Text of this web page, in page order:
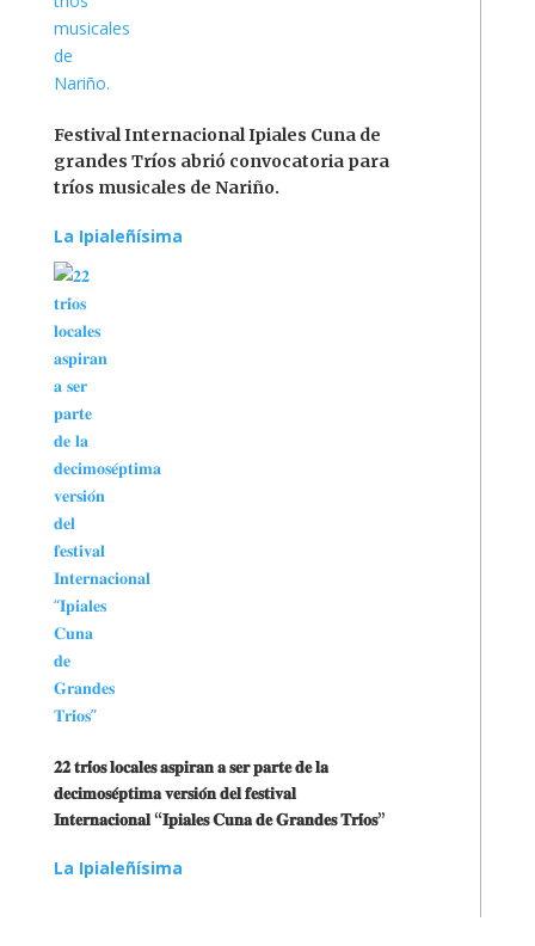
Festival Internacional Ipiales Cuna de
grandes Tríos abrió convocatoria para
tríos musicales de Nariño.
La Ipialeñísima
𝟐𝟐 𝐭𝐫𝐢́𝐨𝐬 𝐥𝐨𝐜𝐚𝐥𝐞𝐬 𝐚𝐬𝐩𝐢𝐫𝐚𝐧 𝐚 𝐬𝐞𝐫 𝐩𝐚𝐫𝐭𝐞 𝐝𝐞 𝐥𝐚
𝐝𝐞𝐜𝐢𝐦𝐨𝐬𝐞́𝐩𝐭𝐢𝐦𝐚 𝐯𝐞𝐫𝐬𝐢𝐨́𝐧 𝐝𝐞𝐥 𝐟𝐞𝐬𝐭𝐢𝐯𝐚𝐥
𝐈𝐧𝐭𝐞𝐫𝐧𝐚𝐜𝐢𝐨𝐧𝐚𝐥 “𝐈𝐩𝐢𝐚𝐥𝐞𝐬 𝐂𝐮𝐧𝐚 𝐝𝐞 𝐆𝐫𝐚𝐧𝐝𝐞𝐬 𝐓𝐫𝐢́𝐨𝐬”
La Ipialeñísima